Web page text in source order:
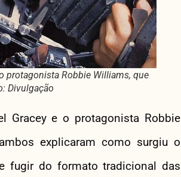
protagonista Robbie Williams, que
Divulgação
Gracey e o protagonista Robbie
explicaram como surgiu o
fugir do formato tradicional das